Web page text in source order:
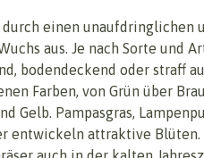
einen unaufdringlichen
aus. Je nach Sorte und
bodendeckend oder straff
Farben, von Grün über
Gelb. Pampasgras,
entwickeln attraktive Blüten.